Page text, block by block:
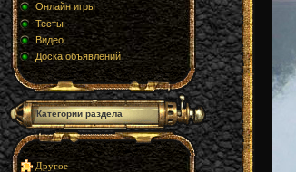
Онлайн игры
Тесты
Видео
Доска объявлений
Категории раздела
Другое